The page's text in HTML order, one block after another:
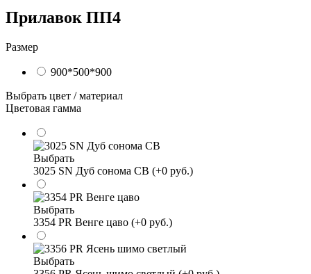
Прилавок ПП4
Размер
900*500*900
Выбрать цвет / материал
Цветовая гамма
Выбрать
3025 SN Дуб сонома СВ (+0 руб.)
Выбрать
3354 PR Венге цаво (+0 руб.)
Выбрать